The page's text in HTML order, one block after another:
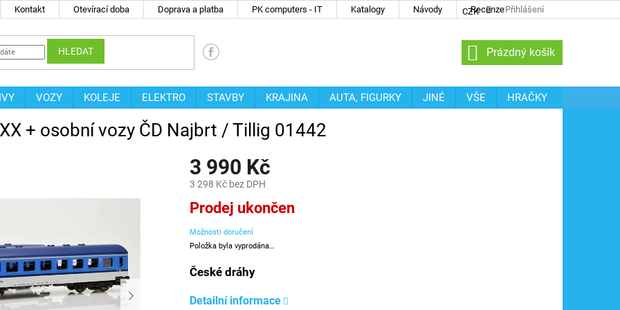
Kontakt Otevírací doba Doprava a platba PK computers - IT Katalogy Návody Recenze
CZK Přihlášení
HLEDAT
NÁKUPNÍ
KOŠÍK
Prázdný košík
VOZY KOLEJE ELEKTRO STAVBY KRAJINA AUTA, FIGURKY JINÉ VŠE
HRAČKY
+ osobní vozy ČD Najbrt / Tillig 01442
3 990 Kč
3 298 Kč bez DPH
Měrná
cena:
Prodej ukončen
Možnosti doručení
Položka byla vyprodána…
České dráhy
Detailní informace